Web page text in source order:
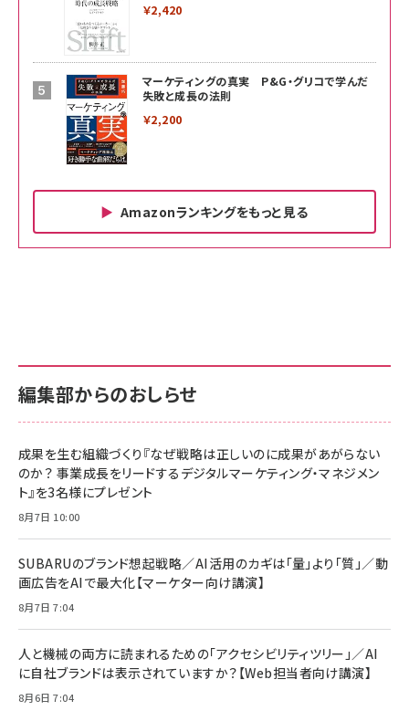
￥2,420
マーケティングの真実 P&G・グリコで学んだ
失敗と成長の法則
￥2,200
Amazonランキングをもっと見る
￥880
anan(アンアン)2026/06/24号 No.2500増刊
スペシャルエディション[王道エンタメの矜持／
￥1,100
anan(アンアン)2026/07/08号 No.2502[2026
￥880
ママ投資家が育休中に１億貯めた株式投資
組織の成果を最大化する ルールのデザイン
￥1,980
サポート正規品 メーカー保証5年 KLMEA128G
NIMASO ガラスフィルム iPhone 17 用 保護フィ
すい ガイド枠付き いPhone17 (6.3インチ) 対応
2枚セット DSP25F1698
￥1,599
￥6,980
全ワイヤレスイヤホン/アクティブノイズキャンセリ
技術基準適合】ブラック
￥5,990
サポート正規品 メーカー保証5年 KLMEA128G
Amazon eギフトカード - Amazonロゴ - クラ
￥5,000
Anker PowerLine III Flow USB-C & USB-C
Pro/Air 各種対応 (1.8m ミッドナイトブラック)
￥1,890
サッポロ 生ビール 黒ラベル 350ml 缶 24本 ビー
ル ケース買い【6/30応募〆切! 黒ラベルビヤセラー
編集部からのおしらせ
成果を生む組織づくり『なぜ戦略は正しいのに成果があがらない
のか？ 事業成長をリードするデジタルマーケティング・マネジメン
ト』を3名様にプレゼント
8月7日 10:00
SUBARUのブランド想起戦略／AI活用のカギは「量」より「質」／動
画広告をAIで最大化【マーケター向け講演】
8月7日 7:04
人と機械の両方に読まれるための「アクセシビリティツリー」／AI
に自社ブランドは表示されていますか？【Web担当者向け講演】
8月6日 7:04